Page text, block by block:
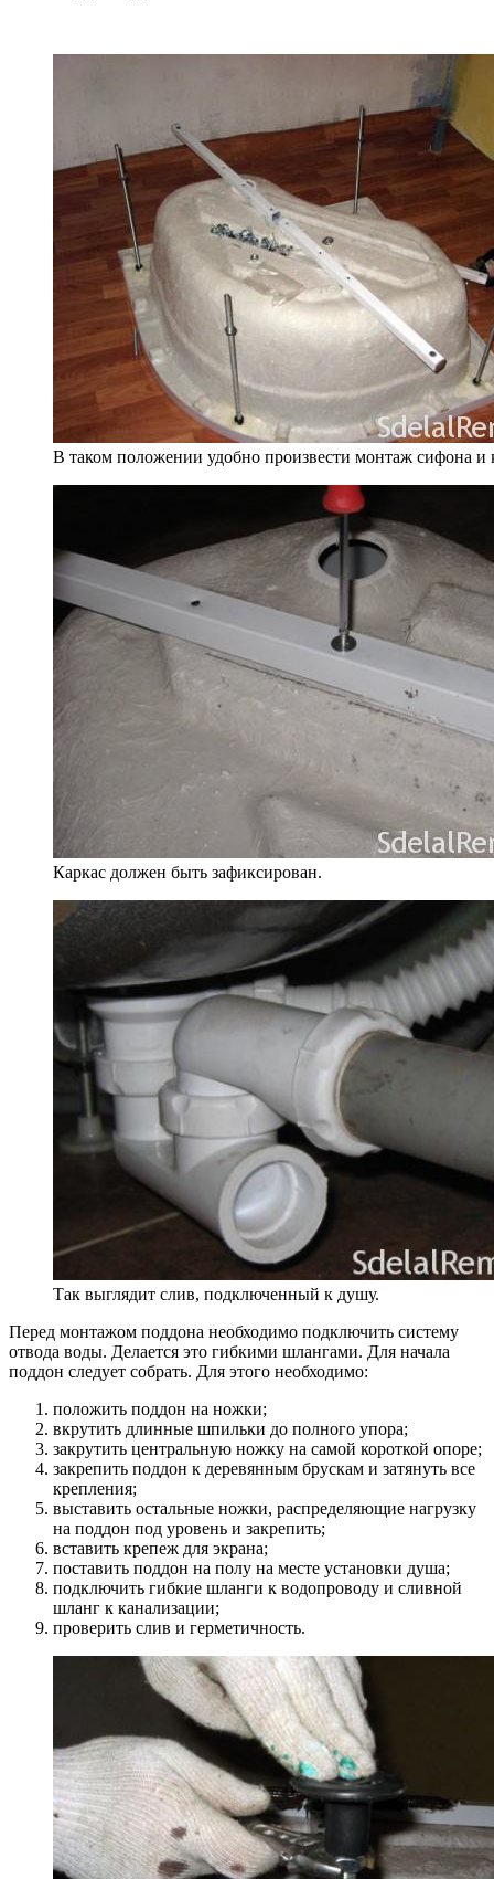
В таком положении удобно произвести монтаж сифона и
Каркас должен быть зафиксирован.
Так выглядит слив, подключенный к душу.
Перед монтажом поддона необходимо подключить систему
отвода воды. Делается это гибкими шлангами. Для начала
поддон следует собрать. Для этого необходимо:
положить поддон на ножки;
вкрутить длинные шпильки до полного упора;
закрутить центральную ножку на самой короткой опоре;
закрепить поддон к деревянным брускам и затянуть все
крепления;
выставить остальные ножки, распределяющие нагрузку
на поддон под уровень и закрепить;
вставить крепеж для экрана;
поставить поддон на полу на месте установки душа;
подключить гибкие шланги к водопроводу и сливной
шланг к канализации;
проверить слив и герметичность.